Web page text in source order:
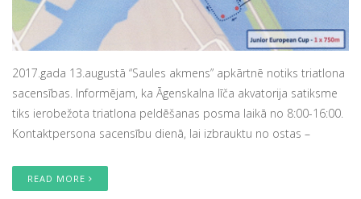
2017.gada 13.augustā “Saules akmens” apkārtnē notiks triatlona
sacensības. Informējam, ka Āgenskalna līča akvatorija satiksme
tiks ierobežota triatlona peldēšanas posma laikā no 8:00-16:00.
Kontaktpersona sacensību dienā, lai izbrauktu no ostas –
READ MORE